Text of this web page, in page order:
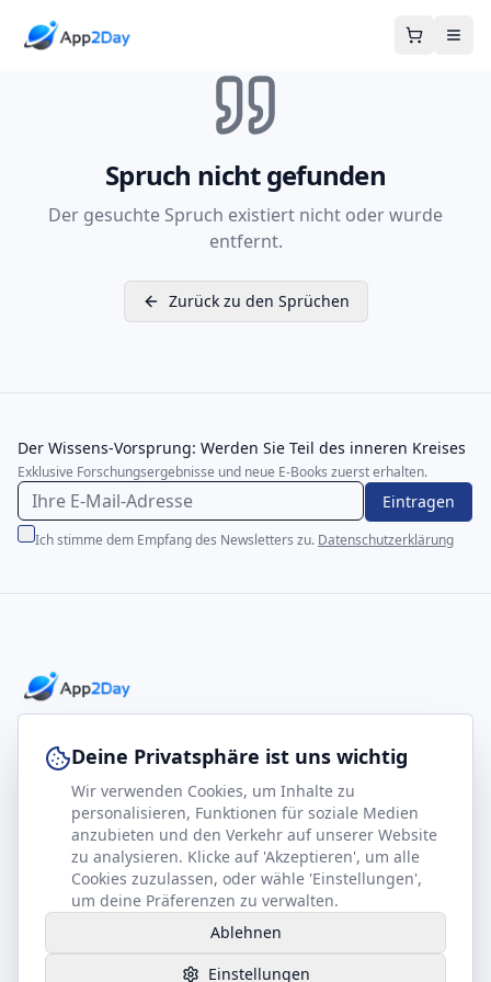
Spruch nicht gefunden
Der gesuchte Spruch existiert nicht oder wurde
entfernt.
Zurück zu den Sprüchen
Der Wissens-Vorsprung: Werden Sie Teil des inneren Kreises
Exklusive Forschungsergebnisse und neue E-Books zuerst erhalten.
Eintragen
Ich stimme dem Empfang des Newsletters zu. Datenschutzerklärung
footer.company
Kontakt
Partner werden
Gesundheits-Kompass
Rechtliches
Impressum
Datenschutz
AGB
Deine Privatsphäre ist uns wichtig
Wir verwenden Cookies, um Inhalte zu
personalisieren, Funktionen für soziale Medien
anzubieten und den Verkehr auf unserer Website
zu analysieren. Klicke auf 'Akzeptieren', um alle
Cookies zuzulassen, oder wähle 'Einstellungen',
um deine Präferenzen zu verwalten.
Ablehnen
Einstellungen
Hilfe benötigt?